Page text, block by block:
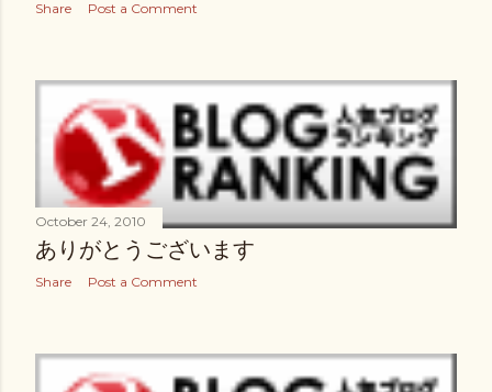
Share Post a Comment
October 24, 2010
ありがとうございます
Share Post a Comment